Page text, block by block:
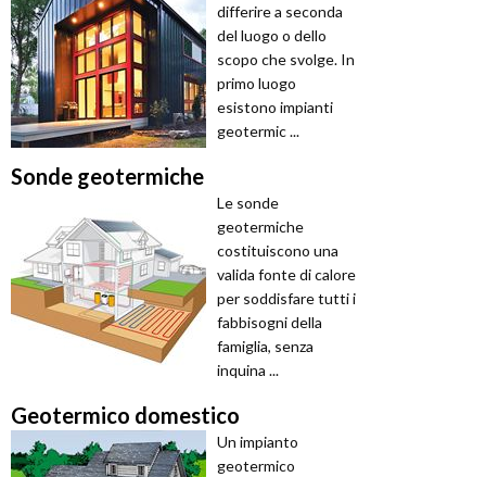
differire a seconda
del luogo o dello
scopo che svolge. In
primo luogo
esistono impianti
geotermic ...
Sonde geotermiche
Le sonde
geotermiche
costituiscono una
valida fonte di calore
per soddisfare tutti i
fabbisogni della
famiglia, senza
inquina ...
Geotermico domestico
Un impianto
geotermico